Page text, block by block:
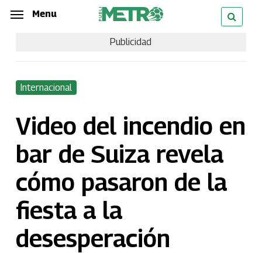
Skip
content
Menu
Publicidad
Internacional
Video del incendio en
bar de Suiza revela
cómo pasaron de la
fiesta a la
desesperación
Menu